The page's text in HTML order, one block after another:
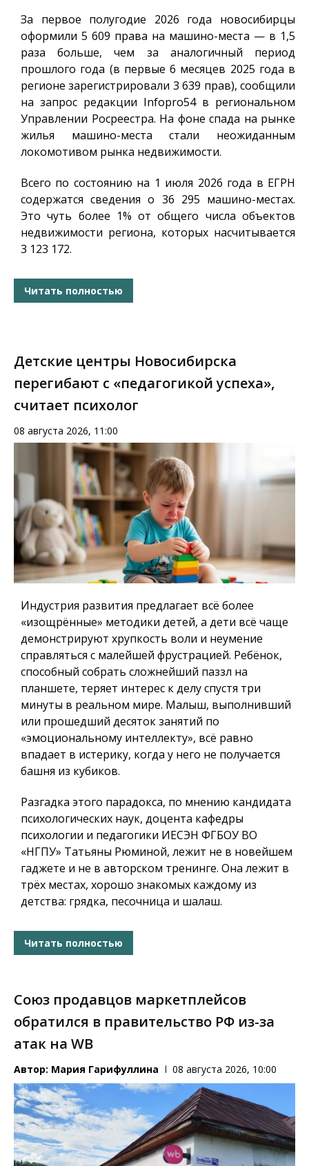
За первое полугодие 2026 года новосибирцы
оформили 5 609 права на машино-места — в 1,5
раза больше, чем за аналогичный период
прошлого года (в первые 6 месяцев 2025 года в
регионе зарегистрировали 3 639 прав), сообщили
на запрос редакции Infopro54в региональном
Управлении Росреестра. На фоне спада на рынке
жилья машино-места стали неожиданным
локомотивом рынка недвижимости.
Всего по состоянию на 1 июля 2026 года в ЕГРН
содержатся сведения о 36 295 машино-местах.
Это чуть более 1% от общего числа объектов
недвижимости региона, которых насчитывается
3 123 172.
Читать полностью
Детские центры Новосибирска
перегибают с «педагогикой успеха»,
считает психолог
08 августа 2026, 11:00
Индустрия развития предлагает всё более
«изощрённые» методики детей, а дети всё чаще
демонстрируют хрупкость воли и неумение
справляться с малейшей фрустрацией. Ребёнок,
способный собрать сложнейший паззл на
планшете, теряет интерес к делу спустя три
минуты в реальном мире. Малыш, выполнивший
или прошедший десяток занятий по
«эмоциональному интеллекту», всё равно
впадает в истерику, когда у него не получается
башня из кубиков.
Разгадка этого парадокса, по мнению кандидата
психологических наук, доцента кафедры
психологии и педагогики ИЕСЭН ФГБОУ ВО
«НГПУ» Татьяны Рюминой, лежит не в новейшем
гаджете и не в авторском тренинге. Она лежит в
трёх местах, хорошо знакомых каждому из
детства: грядка, песочница и шалаш.
Читать полностью
Союз продавцов маркетплейсов
обратился в правительство РФ из-за
атак на WB
Автор: Мария Гарифуллина 08 августа 2026, 10:00